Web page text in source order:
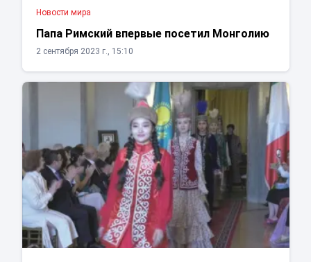
Новости мира
Папа Римский впервые посетил Монголию
2 сентября 2023 г., 15:10